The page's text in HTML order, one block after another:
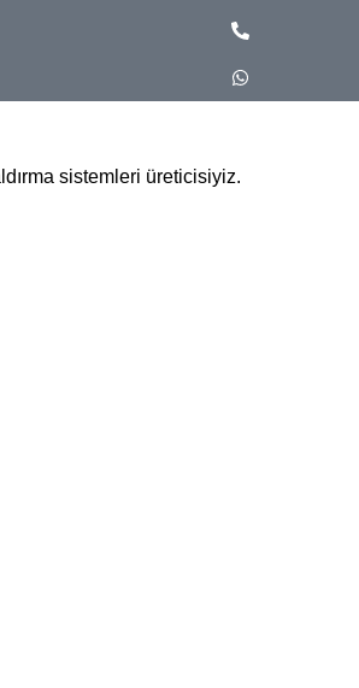
sistemleri üreticisiyiz.